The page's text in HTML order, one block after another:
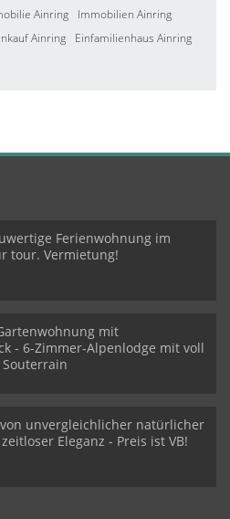
Ainring
Immobilien Ainring
Ainring
Einfamilienhaus Ainring
Ferienwohnung im
tour. Vermietung!
mit
- 6-Zimmer-Alpenlodge mit voll
unvergleichlicher natürlicher
Eleganz - Preis ist VB!